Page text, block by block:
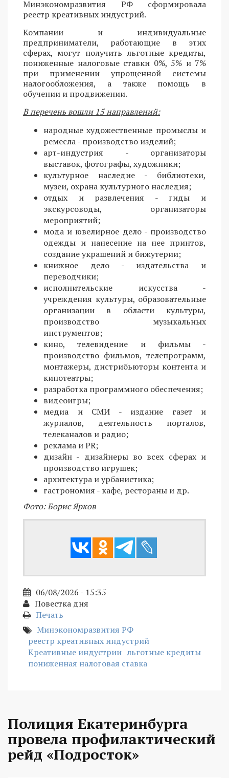
Минэкономразвития РФ сформировала
реестр креативных индустрий.
Компании и индивидуальные
предприниматели, работающие в этих
сферах, могут получить льготные кредиты,
пониженные налоговые ставки 0%, 5% и 7%
при применении упрощенной системы
налогообложения, а также помощь в
обучении и продвижении.
В перечень вошли 15 направлений:
народные художественные промыслы и
ремесла - производство изделий;
арт-индустрия - организаторы
выставок, фотографы, художники;
культурное наследие - библиотеки,
музеи, охрана культурного наследия;
отдых и развлечения - гиды и
экскурсоводы, организаторы
мероприятий;
мода и ювелирное дело - производство
одежды и нанесение на нее принтов,
создание украшений и бижутерии;
книжное дело - издательства и
переводчики;
исполнительские искусства -
учреждения культуры, образовательные
организации в области культуры,
производство музыкальных
инструментов;
кино, телевидение и фильмы -
производство фильмов, телепрограмм,
монтажеры, дистрибьюторы контента и
кинотеатры;
разработка программного обеспечения;
видеоигры;
медиа и СМИ - издание газет и
журналов, деятельность порталов,
телеканалов и радио;
реклама и PR;
дизайн - дизайнеры во всех сферах и
производство игрушек;
архитектура и урбанистика;
гастрономия - кафе, рестораны и др.
Фото: Борис Ярков
06/08/2026 - 15:35
Повестка дня
Печать
Минэкономразвития РФ
реестр креативных индустрий
Креативные индустрии льготные кредиты
пониженная налоговая ставка
Полиция Екатеринбурга
провела профилактический
рейд «Подросток»